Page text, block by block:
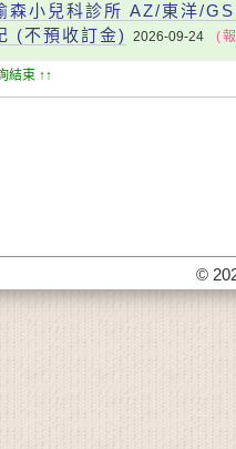
森小兒科診所 AZ/東洋/
(不預收訂金)
2026-09-24 (
結束 ↑↑
©